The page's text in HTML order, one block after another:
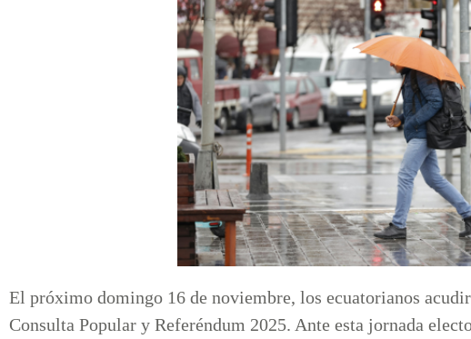
El próximo domingo 16 de noviembre, los ecuatorianos
Consulta Popular y Referéndum 2025. Ante esta jornada